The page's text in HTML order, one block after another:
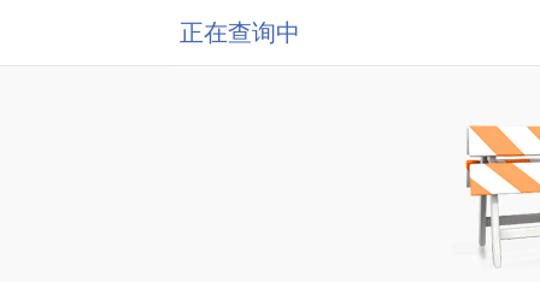
正在查询中